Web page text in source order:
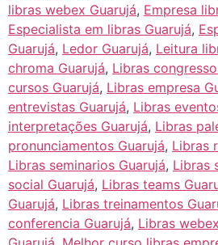
libras webex Guarujá, Empresa
Especialista em libras Guarujá,
Guarujá, Ledor Guarujá, Leitura
chroma Guarujá, Libras
cursos Guarujá, Libras empresa
entrevistas Guarujá, Libras
interpretações Guarujá, Libras
pronunciamentos Guarujá, Libras
Libras seminarios Guarujá, Libras
social Guarujá, Libras teams
Guarujá, Libras treinamentos
conferencia Guarujá, Libras